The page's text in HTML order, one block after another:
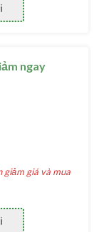
ngay
giảm giá và mua